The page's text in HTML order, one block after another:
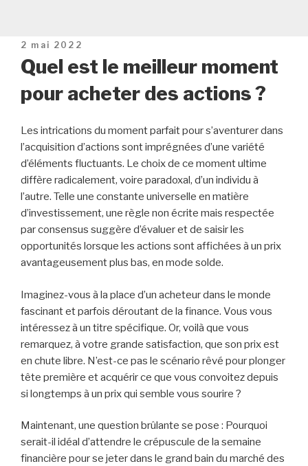
Publié
le
2 mai 2022
Quel est le meilleur moment
pour acheter des actions ?
Les intrications du moment parfait pour s’aventurer dans
l’acquisition d’actions sont imprégnées d’une variété
d’éléments fluctuants. Le choix de ce moment ultime
diffère radicalement, voire paradoxal, d’un individu à
l’autre. Telle une constante universelle en matière
d’investissement, une règle non écrite mais respectée
par consensus suggère d’évaluer et de saisir les
opportunités lorsque les actions sont affichées à un prix
avantageusement plus bas, en mode solde.
Imaginez-vous à la place d’un acheteur dans le monde
fascinant et parfois déroutant de la finance. Vous vous
intéressez à un titre spécifique. Or, voilà que vous
remarquez, à votre grande satisfaction, que son prix est
en chute libre. N’est-ce pas le scénario rêvé pour plonger
tête première et acquérir ce que vous convoitez depuis
si longtemps à un prix qui semble vous sourire ?
Maintenant, une question brûlante se pose : Pourquoi
serait-il idéal d’attendre le crépuscule de la semaine
financière pour se jeter dans le grand bain du marché des